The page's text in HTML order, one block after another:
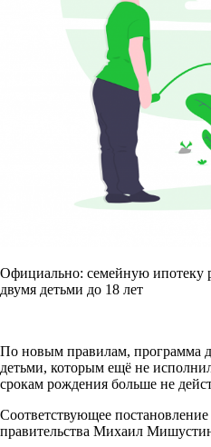
Официально: семейную ипотеку
двумя детьми до 18 лет
По новым правилам, программа
детьми, которым ещё не
срокам рождения больше не
Соответствующее постановление
правительства Михаил